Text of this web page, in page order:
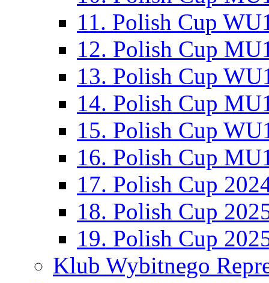
11. Polish Cup
12. Polish Cup
13. Polish Cup
14. Polish Cup
15. Polish Cup
16. Polish Cup
17. Polish Cup
18. Polish Cup
19. Polish Cup
Klub Wybitnego